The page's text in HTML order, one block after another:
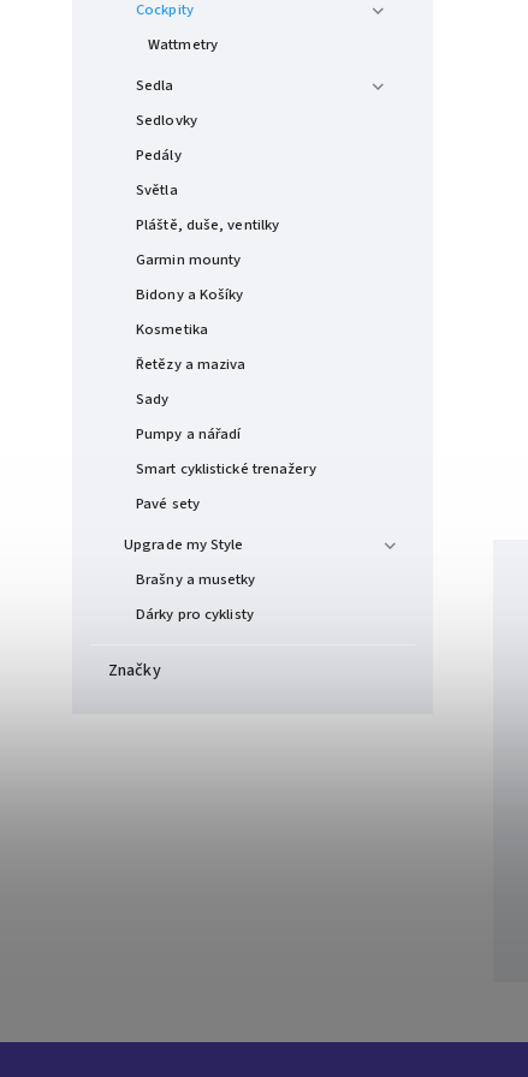
Cockpity
Wattmetry
Sedla
Sedlovky
Pedály
Světla
Pláště, duše, ventilky
Garmin mounty
Bidony a Košíky
Kosmetika
Řetězy a maziva
Sady
Pumpy a nářadí
Smart cyklistické trenažery
Pavé sety
Upgrade my Style
Brašny a musetky
Dárky pro cyklisty
Značky